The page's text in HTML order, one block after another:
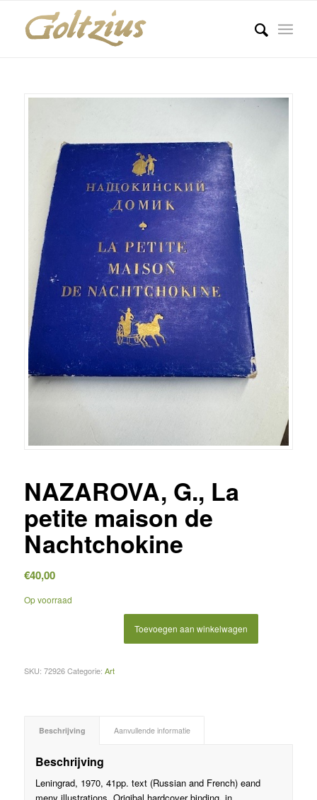
NAZAROVA, G., La
petite maison de
Nachtchokine
€40,00
Op voorraad
Toevoegen aan winkelwagen
SKU: 72926 Categorie: Art
Beschrijving Aanvullende informatie
Beschrijving
Leningrad, 1970, 41pp. text (Russian and French) eand